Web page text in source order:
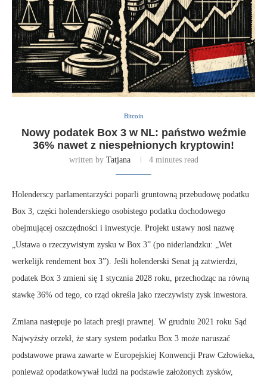
Bitcoin
Nowy podatek Box 3 w NL: państwo weźmie
36% nawet z niespełnionych kryptowin!
written by Tatjana 4 minutes read
Holenderscy parlamentarzyści poparli gruntowną przebudowę podatku
Box 3, części holenderskiego osobistego podatku dochodowego
obejmującej oszczędności i inwestycje. Projekt ustawy nosi nazwę
„Ustawa o rzeczywistym zysku w Box 3” (po niderlandzku: „Wet
werkelijk rendement box 3”). Jeśli holenderski Senat ją zatwierdzi,
podatek Box 3 zmieni się 1 stycznia 2028 roku, przechodząc na równą
stawkę 36% od tego, co rząd określa jako rzeczywisty zysk inwestora.
Zmiana następuje po latach presji prawnej. W grudniu 2021 roku Sąd
Najwyżsży orzekł, że stary system podatku Box 3 może naruszać
podstawowe prawa zawarte w Europejskiej Konwencji Praw Człowieka,
ponieważ opodatkowywał ludzi na podstawie założonych zysków,